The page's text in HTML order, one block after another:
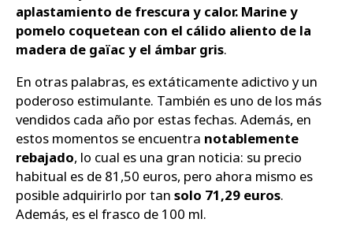
aplastamiento de frescura y calor. Marine y
pomelo coquetean con el cálido aliento de la
madera de gaïac y el ámbar gris.
En otras palabras, es extáticamente adictivo y un
poderoso estimulante. También es uno de los más
vendidos cada año por estas fechas. Además, en
estos momentos se encuentra notablemente
rebajado, lo cual es una gran noticia: su precio
habitual es de 81,50 euros, pero ahora mismo es
posible adquirirlo por tan solo 71,29 euros.
Además, es el frasco de 100 ml.